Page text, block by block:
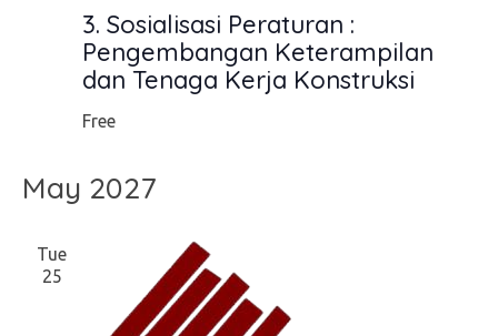
3. Sosialisasi Peraturan :
Pengembangan Keterampilan
dan Tenaga Kerja Konstruksi
Free
May 2027
Tue
25